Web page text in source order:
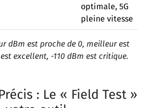
optimale, 5G
pleine vitesse
dBm est proche de 0, meilleur est
excellent, -110 dBm est critique.
: Le « Field Test »